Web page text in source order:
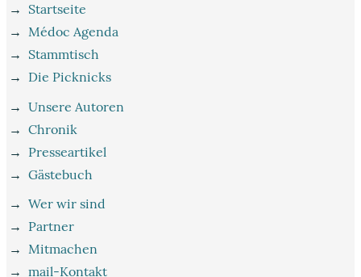
→ Startseite
→Médoc Agenda
→ Stammtisch
→ Die Picknicks
→Unsere Autoren
→Chronik
→ Presseartikel
→Gästebuch
→Wer wir sind
→ Partner
→Mitmachen
→mail-Kontakt